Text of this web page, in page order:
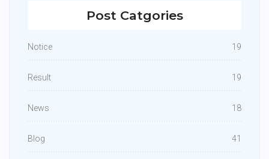
Post Catgories
Notice 19
Result 19
News 18
Blog 41